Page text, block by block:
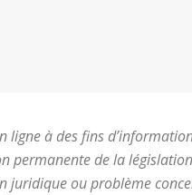
ligne à des fins
permanente de la
juridique ou problème